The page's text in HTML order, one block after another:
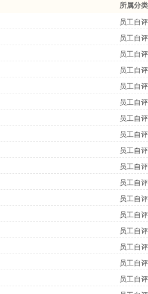
所属分类
员工自评
员工自评
员工自评
员工自评
员工自评
员工自评
员工自评
员工自评
员工自评
员工自评
员工自评
员工自评
员工自评
员工自评
员工自评
员工自评
员工自评